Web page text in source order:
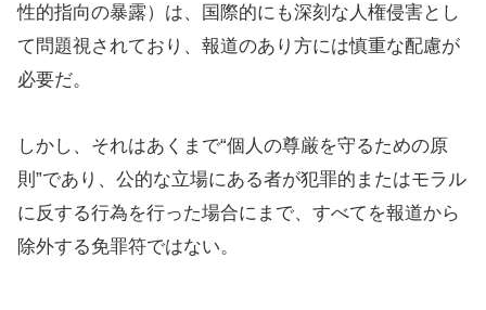
性的指向の暴露）は、国際的にも深刻な人権侵害とし
て問題視されており、報道のあり方には慎重な配慮が
必要だ。
しかし、それはあくまで“個人の尊厳を守るための原
則”であり、公的な立場にある者が犯罪的またはモラル
に反する行為を行った場合にまで、すべてを報道から
除外する免罪符ではない。